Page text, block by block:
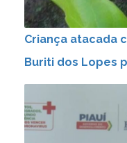
Criança atacada
Buriti dos Lopes